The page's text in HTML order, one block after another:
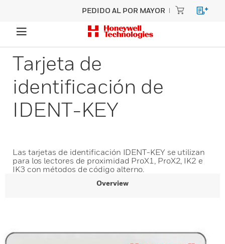
PEDIDO AL POR MAYOR
Tarjeta de
identificación de
IDENT-KEY
Las tarjetas de identificación IDENT-KEY se utilizan
para los lectores de proximidad ProX1, ProX2, IK2 e
IK3 con métodos de código alterno.
Overview